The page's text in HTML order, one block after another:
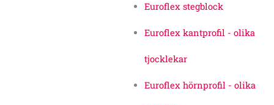
Euroflex stegblock
Euroflex kantprofil - olika
tjocklekar
Euroflex hörnprofil - olika